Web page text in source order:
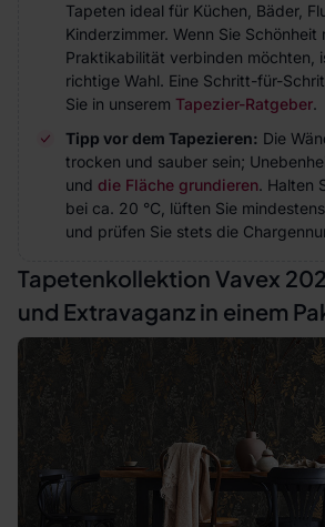
Tapeten ideal für Küchen, Bäder,
Kinderzimmer. Wenn Sie Schönheit
Praktikabilität verbinden möchten,
richtige Wahl. Eine Schritt-für-
Sie in unserem Tapezier-Ratgeber.
Tipp vor dem Tapezieren: Die
trocken und sauber sein;
und die Fläche grundieren. Halten
bei ca. 20 °C, lüften Sie
und prüfen Sie stets die
Tapetenkollektion Vavex
und Extravaganz in einem